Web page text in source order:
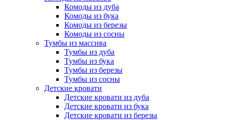
Комоды из дуба
Комоды из бука
Комоды из березы
Комоды из сосны
Тумбы из массива
Тумбы из дуба
Тумбы из бука
Тумбы из березы
Тумбы из сосны
Детские кровати
Детские кровати из дуба
Детские кровати из бука
Детские кровати из березы